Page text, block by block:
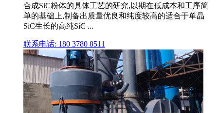
合成SiC粉体的具体工艺的研究,以期在低成本和工序简
单的基础上,制备出质量优良和纯度较高的适合于单晶
SiC生长的高纯SiC ...
联系电话: 180 3780 8511